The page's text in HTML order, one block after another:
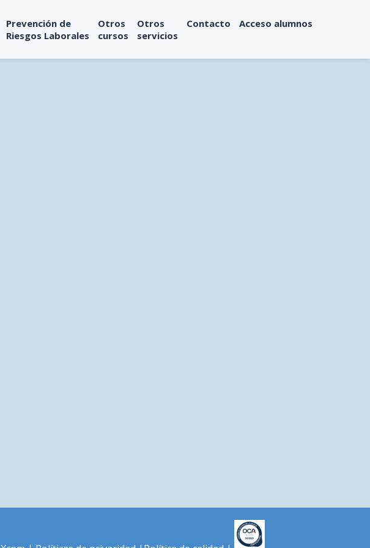
Prevención de
Riesgos Laborales
Otros
cursos
Otros
servicios
Contacto Acceso alumnos